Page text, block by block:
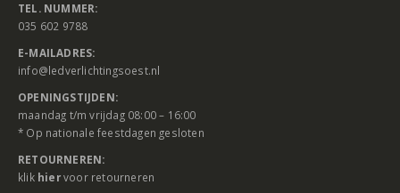
TEL. NUMMER:
035 602 9788
E-MAILADRES:
info@ledverlichtingsoest.nl
OPENINGSTIJDEN:
maandag t/m vrijdag 08:00 – 16:00
* Op nationale feestdagen gesloten
RETOURNEREN:
klik hiervoor retourneren